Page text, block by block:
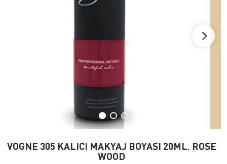
VOGNE 305 KALICI MAKYAJ BOYASI 20ML. ROSE
WOOD